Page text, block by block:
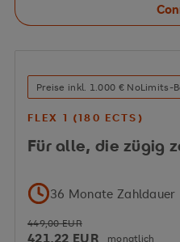
Preise inkl. 1.000 € NoLimits-
FLEX 1 (180 ECTS)
Für alle, die zügig
36 Monate Zahldauer
449,00 EUR
421,22 EUR monatlich